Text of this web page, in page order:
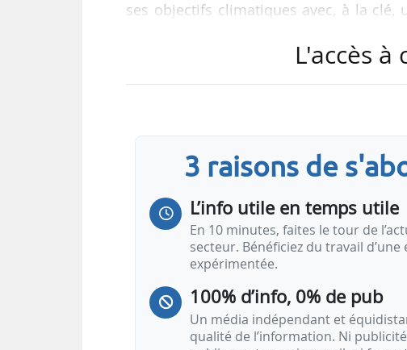
ses objectifs climatiques avec, à la
des panneaux solaires et desL'accès
3 raisons de
L’info utile en temps utile
En 10 minutes, faites le tour de
secteur. Bénéficiez du travail d’une
expérimentée.
100% d’info, 0% de pub
Un média indépendant et
qualité de l’information. Ni